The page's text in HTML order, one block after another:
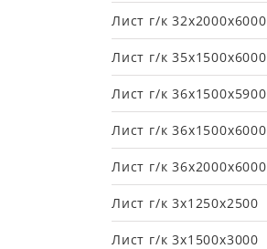
Лист г/к 32х2000х6000
Лист г/к 35х1500х6000
Лист г/к 36х1500х5900
Лист г/к 36х1500х6000
Лист г/к 36х2000х6000
Лист г/к 3х1250х2500
Лист г/к 3х1500х3000